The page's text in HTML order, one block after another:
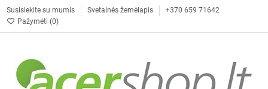
Susisiekite su mumis Svetainės žemėlapis
+370 659 71642
Pažymėti (0)